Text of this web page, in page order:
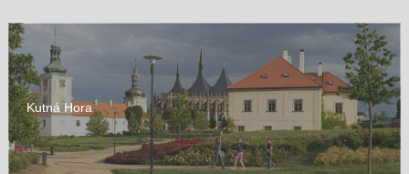
Kutná Hora